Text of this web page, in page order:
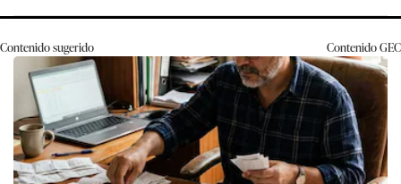
Contenido sugerido ContenidoGEC